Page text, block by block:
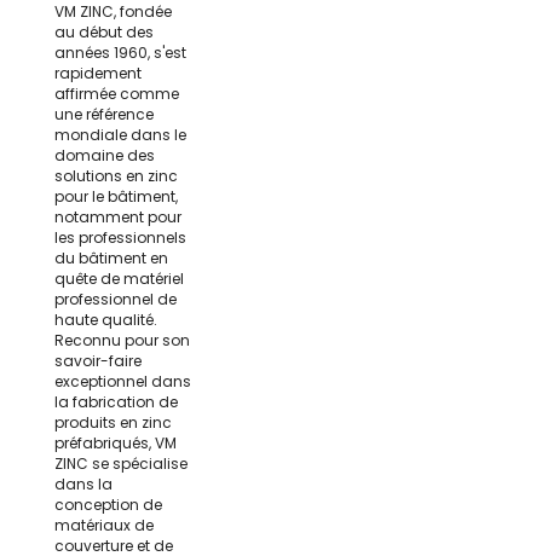
VM ZINC, fondée
au début des
années 1960, s'est
rapidement
affirmée comme
une référence
mondiale dans le
domaine des
solutions en zinc
pour le bâtiment,
notamment pour
les professionnels
du bâtiment en
quête de matériel
professionnel de
haute qualité.
Reconnu pour son
savoir-faire
exceptionnel dans
la fabrication de
produits en zinc
préfabriqués, VM
ZINC se spécialise
dans la
conception de
matériaux de
couverture et de